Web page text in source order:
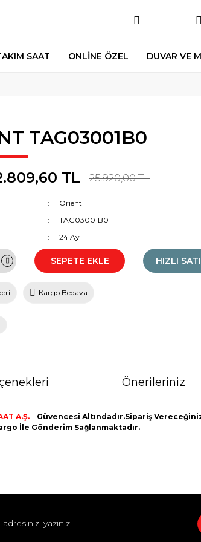
SAAT ONLİNE ÖZEL DUVAR VE
TAG03001B0
TL 25.920,00 TL
Orient
TAG03001B0
24 Ay
SEPETE EKLE HIZLI
Kargo Bedava
Önerileriniz
A.Ş.
Güvencesi Altındadır.Sipariş Vereceğiniz
İle Gönderim Sağlanmaktadır.